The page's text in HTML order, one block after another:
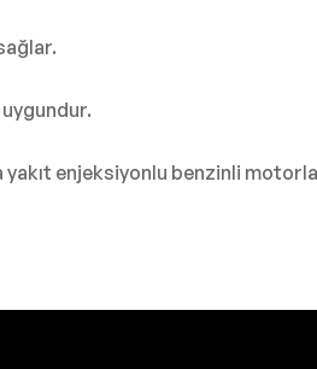
enjeksiyonlu benzinli